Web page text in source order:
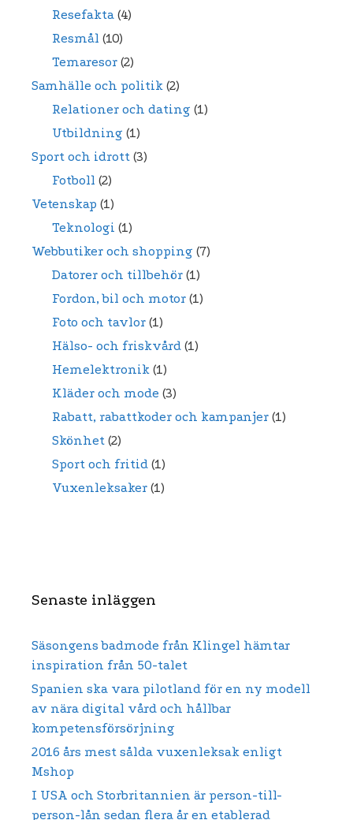
Resefakta(4)
Resmål (10)
Temaresor(2)
Samhälle och politik (2)
Relationer och dating (1)
Utbildning (1)
Sport och idrott (3)
Fotboll (2)
Vetenskap (1)
Teknologi (1)
Webbutiker och shopping (7)
Datorer och tillbehör(1)
Fordon, bil och motor(1)
Foto och tavlor(1)
Hälso- och friskvård(1)
Hemelektronik(1)
Kläder och mode (3)
Rabatt, rabattkoder och kampanjer(1)
Skönhet(2)
Sport och fritid(1)
Vuxenleksaker(1)
Senaste inläggen
Säsongens badmode från Klingel hämtar
inspiration från 50-talet
Spanien ska vara pilotland för en ny modell
av nära digital vård och hållbar
kompetensförsörjning
2016 års mest sålda vuxenleksak enligt
Mshop
I USA och Storbritannien är person-till-
person-lån sedan flera år en etablerad